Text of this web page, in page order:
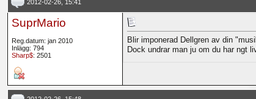
2012-02-26, 15:41
SuprMario
Reg.datum: jan 2010
Inlägg: 794
Sharp$: 2501
Blir imponerad Dellgren av din
Dock undrar man ju om du har ngt